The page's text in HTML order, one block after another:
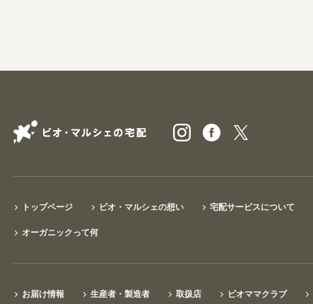
ビオ・マルシェの宅配
トップページ ビオ・マルシェの想い 宅配サービスについて
オーガニックって何
お届け情報 生産者・製造者 取扱店 ビオママクラブ